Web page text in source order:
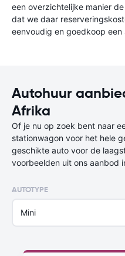
een overzichtelijke manier
dat we daar
eenvoudig en goedkoop
Autohuur
Afrika
Of je nu op zoek bent naar
stationwagon voor het hele
geschikte auto voor de
voorbeelden uit ons aanbod
AUTOTYPE
Mini